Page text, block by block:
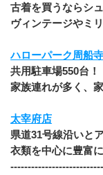
古着を買うならシ
ヴィンテージやミ
ハローパーク周船
共用駐車場550台！
家族連れが多く、
太宰府店
県道31号線沿いと
衣類を中心に豊富